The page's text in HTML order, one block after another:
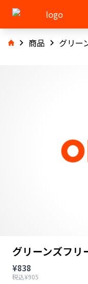
商品 グリー
グリーンズフリ
¥838
税込¥905